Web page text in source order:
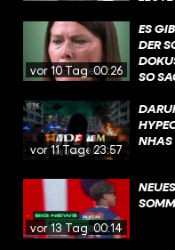
vor 10 Tagen00:26
ES
DER
SO
vor 11 Tagen23:57
NHAS
vor 13 Tagen00:14